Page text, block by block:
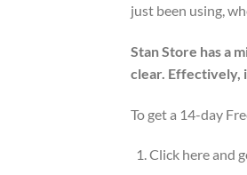
just been using,
Stan Store has a
clear. Effectively,
To get a 14-day
Click here and